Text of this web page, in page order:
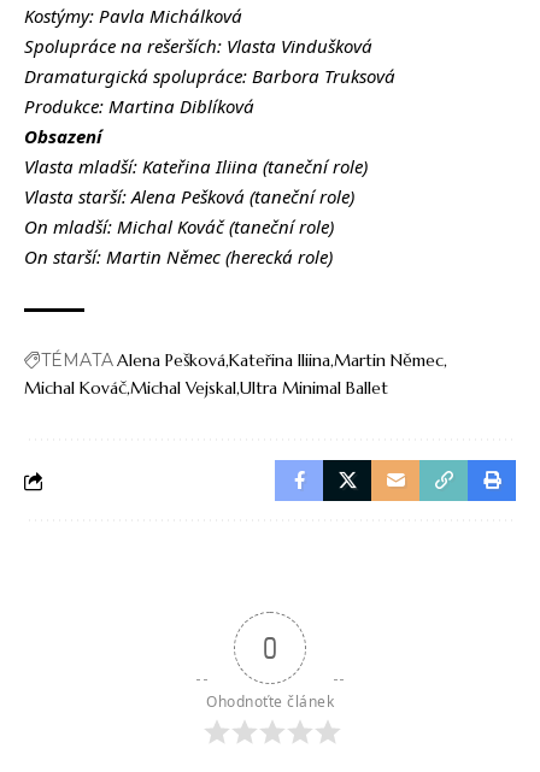
Kostýmy: Pavla Michálková
Spolupráce na rešerších: Vlasta Vindušková
Dramaturgická spolupráce: Barbora Truksová
Produkce: Martina Diblíková
Obsazení
Vlasta mladší: Kateřina Iliina (taneční role)
Vlasta starší: Alena Pešková (taneční role)
On mladší: Michal Kováč (taneční role)
On starší: Martin Němec (herecká role)
TÉMATAAlena PeškováKateřina IliinaMartin Němec
Michal KováčMichal VejskalUltra Minimal Ballet
0
Ohodnoťte článek